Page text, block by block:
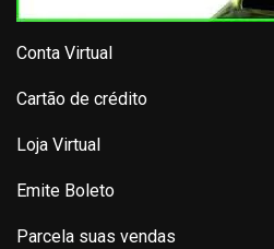
Conta Virtual
Cartão de crédito
Loja Virtual
Emite Boleto
Parcela suas vendas